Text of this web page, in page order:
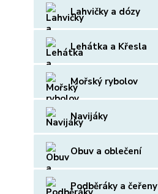
Lahvičky a dózy
Lehátka a Křesla
Mořský rybolov
Navijáky
Obuv a oblečení
Podběráky a čeřeny